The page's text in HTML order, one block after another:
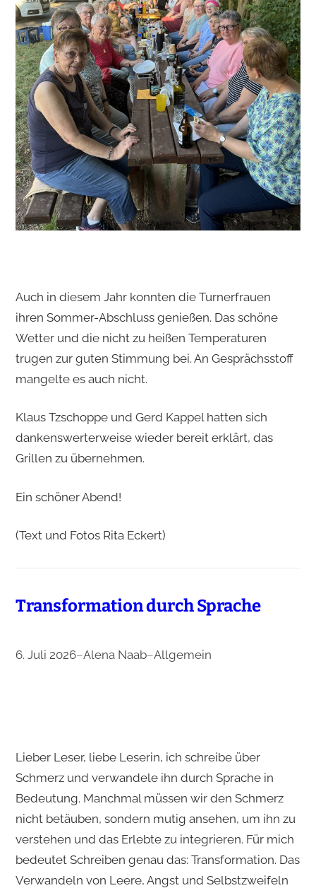
Auch in diesem Jahr konnten die Turnerfrauen
ihren Sommer-Abschluss genießen. Das schöne
Wetter und die nicht zu heißen Temperaturen
trugen zur guten Stimmung bei. An Gesprächsstoff
mangelte es auch nicht.
Klaus Tzschoppe und Gerd Kappel hatten sich
dankenswerterweise wieder bereit erklärt, das
Grillen zu übernehmen.
Ein schöner Abend!
(Text und Fotos Rita Eckert)
Transformation durch Sprache
6. Juli 2026–Alena Naab–Allgemein
Lieber Leser, liebe Leserin, ich schreibe über
Schmerz und verwandele ihn durch Sprache in
Bedeutung. Manchmal müssen wir den Schmerz
nicht betäuben, sondern mutig ansehen, um ihn zu
verstehen und das Erlebte zu integrieren. Für mich
bedeutet Schreiben genau das: Transformation. Das
Verwandeln von Leere, Angst und Selbstzweifeln